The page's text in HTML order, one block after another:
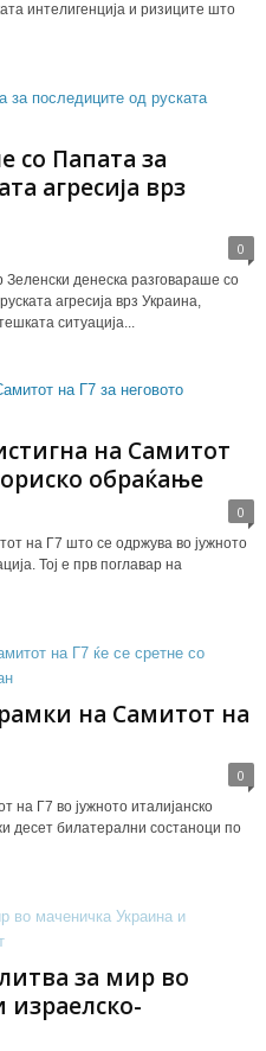
интелигенција и ризиците што
со Папата за
агресија врз
0
денеска разговараше со
агресија врз Украина,
ситуација...
на Самитот
обраќање
0
на Г7 што се одржува во јужното
Тој е прв поглавар на
на Самитот на
0
на Г7 во јужното италијанско
десет билатерални состаноци по
за мир во